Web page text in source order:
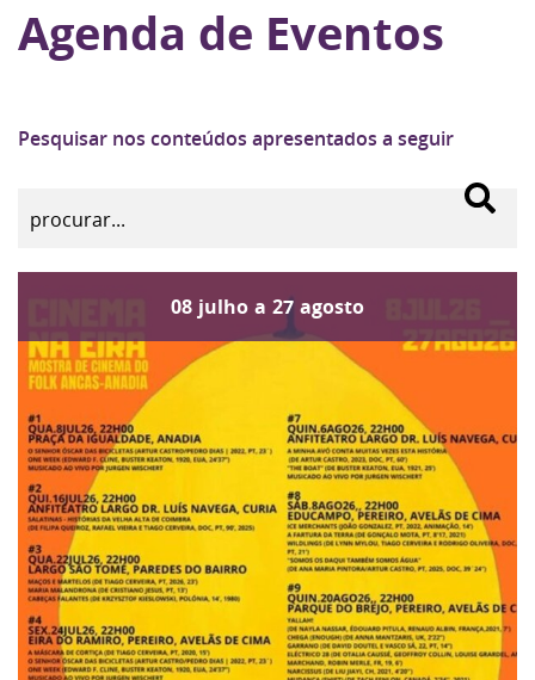
Agenda de Eventos
Pesquisar nos conteúdos apresentados a seguir
08 julho a 27 agosto